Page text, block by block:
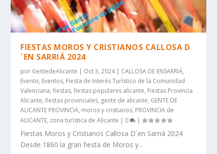
FIESTAS MOROS Y CRISTIANOS CALLOSA D
´EN SARRIÁ 2024
por GentedeAlicante | Oct 3, 2024| CALLOSA DE ENSARRIÁ,
Evento, Eventos, Fiesta de Interés Turístico de la Comunidad
Valenciana,fiestas,fiestas populares alicante, Fiestas Provincia
Alicante,fiestas provinciales, gente de alicante, GENTE DE
ALICANTE PROVINCIA, moros y cristianos, PROVINCIA de
ALICANTE, zona turística de Alicante | 0 |
Fiestas Moros y Cristianos Callosa D´en Sarriá 2024
Desde 1860 la gran fiesta de Moros y...